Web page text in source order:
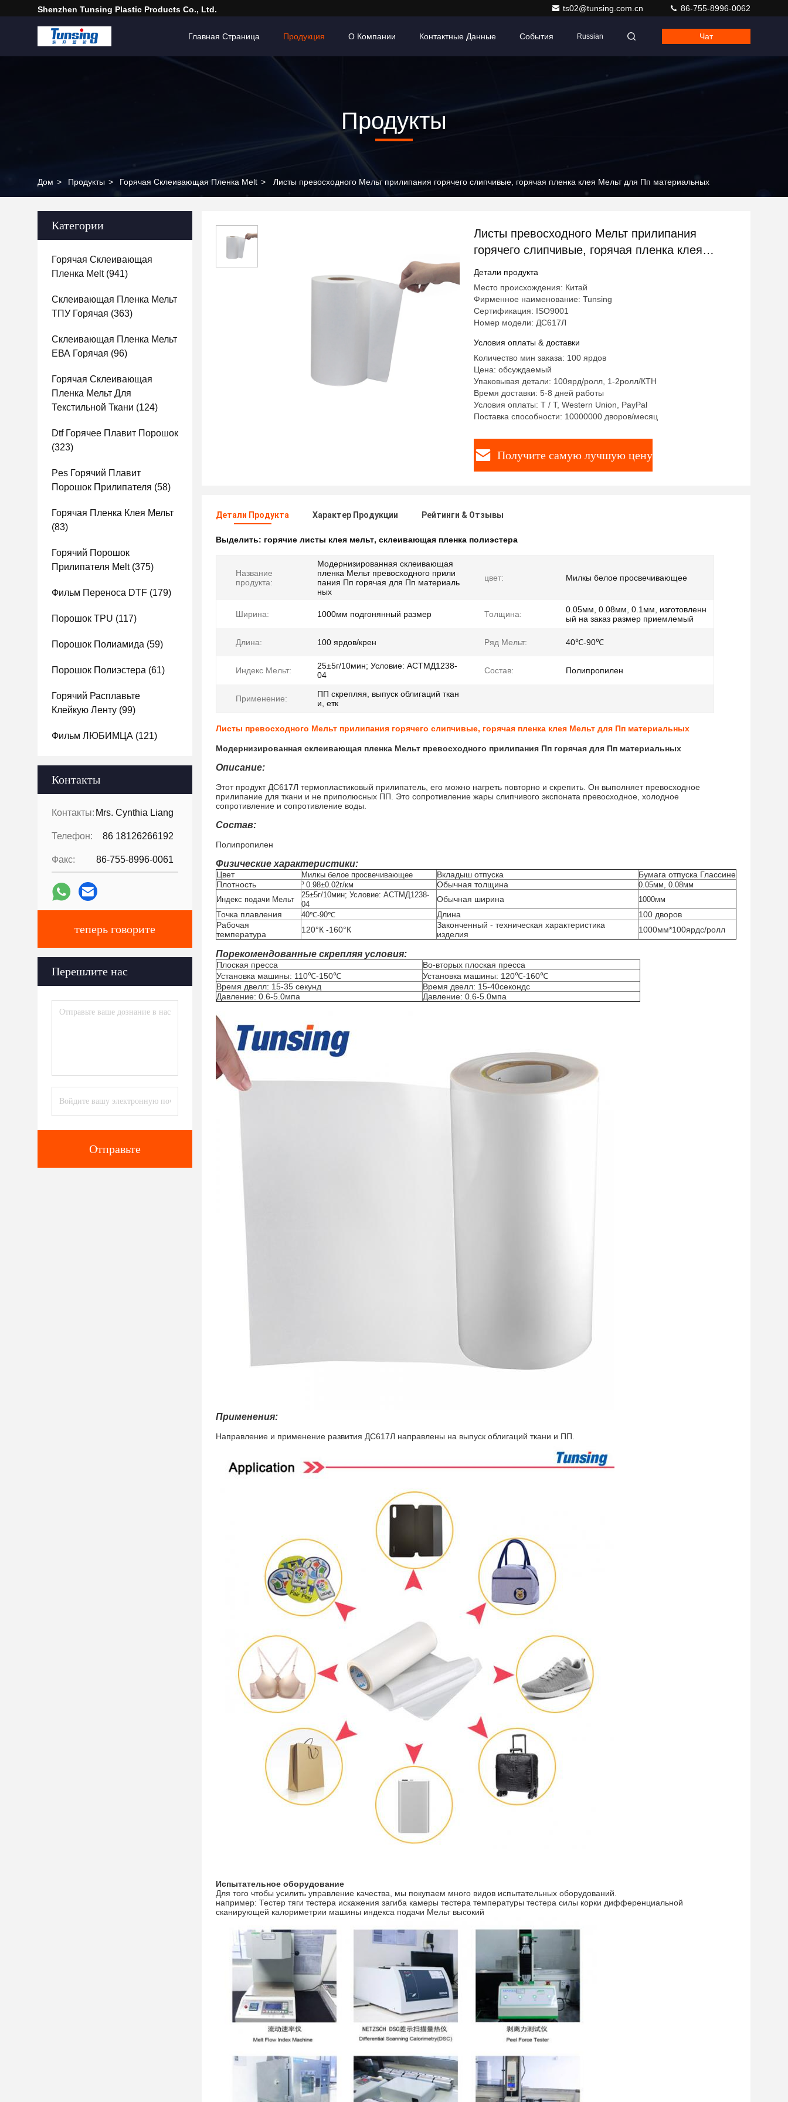
Shenzhen Tunsing Plastic Products Co., Ltd. ts02@tunsing.com.cn 86-755-8996-0062
Главная Страница Продукция О Компании Контактные Данные События Russian Чат
Продукты
Дом > Продукты > Горячая Склеивающая Пленка Melt > Листы превосходного Мельт прилипания горячего слипчивые, горячая пленка клея Мельт для Пп материальных
Категории
Горячая Склеивающая
Пленка Melt(941)
Склеивающая Пленка Мельт
ТПУ Горячая (363)
Склеивающая Пленка Мельт
ЕВА Горячая (96)
Горячая Склеивающая
Пленка Мельт Для
Текстильной Ткани (124)
Dtf Горячее Плавит Порошок
(323)
Pes Горячий Плавит
Порошок Прилипателя (58)
Горячая Пленка Клея Мельт
(83)
Горячий Порошок
Прилипателя Melt(375)
Фильм Переноса DTF (179)
Порошок TPU (117)
Порошок Полиамида (59)
Порошок Полиэстера (61)
Горячий Расплавьте
Клейкую Ленту (99)
Фильм ЛЮБИМЦА (121)
Контакты
Контакты: Mrs. Cynthia Liang
Телефон: 86 18126266192
Факс: 86-755-8996-0061
теперь говорите
Перешлите нас
Отправьте
Листы превосходного Мельт прилипания
горячего слипчивые, горячая пленка клея
Мельт для Пп материальных
Детали продукта
Место происхождения: Китай
Фирменное наименование: Tunsing
Сертификация: ISO9001
Номер модели: ДС617Л
Условия оплаты & доставки
Количество мин заказа: 100 ярдов
Цена: обсуждаемый
Упаковывая детали: 100ярд/ролл, 1-2ролл/КТН
Время доставки: 5-8 дней работы
Условия оплаты: T / T, Western Union, PayPal
Поставка способности: 10000000 дворов/месяц
Получите самую лучшую цену
Детали Продукта Характер Продукции Рейтинги & Отзывы
Выделить: горячие листы клея мельт, склеивающая пленка полиэстера
Название
продукта:
Модернизированная склеивающая
пленка Мельт превосходного прили
пания Пп горячая для Пп материаль
ных
цвет: Милкы белое просвечивающее
Ширина: 1000мм подгонянный размер Толщина:
0.05мм, 0.08мм, 0.1мм, изготовленн
ый на заказ размер приемлемый
Длина: 100 ярдов/крен Ряд Мельт: 40℃-90℃
Индекс Мельт:
25±5г/10мин; Условие: АСТМД1238-
04
Состав: Полипропилен
Применение:
ПП скрепляя, выпуск облигаций ткан
и, етк
Листы превосходного Мельт прилипания горячего слипчивые, горячая пленка клея Мельт для Пп материальных
Модернизированная склеивающая пленка Мельт превосходного прилипания Пп горячая для Пп материальных
Описание:
Этот продукт ДС617Л термопластиковый прилипатель, его можно нагреть повторно и скрепить. Он выполняет превосходное
прилипание для ткани и не приполюсных ПП. Это сопротивление жары слипчивого экспоната превосходное, холодное
сопротивление и сопротивление воды.
Состав:
Полипропилен
Физические характеристики:
Цвет Милкы белое просвечивающее Вкладыш отпуска
Бумага отпуска Глассине
Плотность
³ 0.98±0.02г/км Обычная толщина
0.05мм, 0.08мм
Индекс подачи Мельт
25±5г/10мин; Условие: АСТМД1238-
04
Обычная ширина 1000мм
Точка плавления 40℃-90℃ Длина
100 дворов
Рабочая
температура
120°К -160°К
Законченный - техническая характеристика
изделия
1000мм*100ярдс/ролл
Порекомендованные скрепляя условия:
Плоская пресса
Во-вторых плоская пресса
Установка машины: 110℃-150℃
Установка машины: 120℃-160℃
Время двелл: 15-35 секунд
Время двелл: 15-40секондс
Давление: 0.6-5.0мпа
Давление: 0.6-5.0мпа
Применения:
Направление и применение развития ДС617Л направлены на выпуск облигаций ткани и ПП.
Испытательное оборудование
Для того чтобы усилить управление качества, мы покупаем много видов испытательных оборудований.
например: Тестер тяги тестера искажения загиба камеры тестера температуры тестера силы корки дифференциальной
сканирующей калориметрии машины индекса подачи Мельт высокий